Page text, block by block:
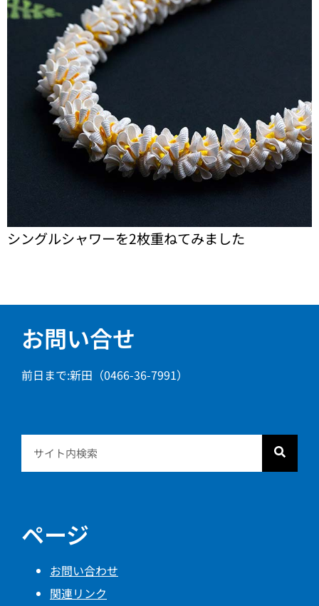
シングルシャワーを2枚重ねてみました
お問い合せ
前日まで:新田（0466-36-7991）
ページ
お問い合わせ
関連リンク